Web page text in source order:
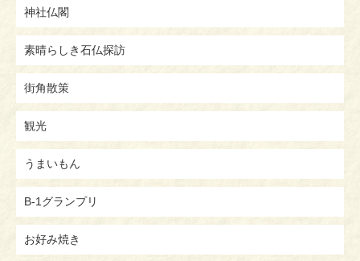
神社仏閣
素晴らしき石仏探訪
街角散策
観光
うまいもん
B-1グランプリ
お好み焼き